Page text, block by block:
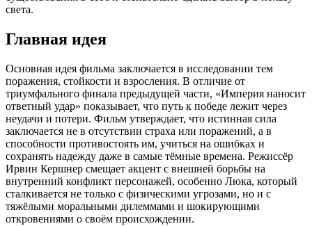
света.
Главная идея
Основная идея фильма заключается в исследовании тем
поражения, стойкости и взросления. В отличие от
триумфального финала предыдущей части, «Империя наносит
ответный удар» показывает, что путь к победе лежит через
неудачи и потери. Фильм утверждает, что истинная сила
заключается не в отсутствии страха или поражений, а в
способности противостоять им, учиться на ошибках и
сохранять надежду даже в самые тёмные времена. Режиссёр
Ирвин Кершнер смещает акцент с внешней борьбы на
внутренний конфликт персонажей, особенно Люка, который
сталкивается не только с физическими угрозами, но и с
тяжёлыми моральными дилеммами и шокирующими
откровениями о своём происхождении.